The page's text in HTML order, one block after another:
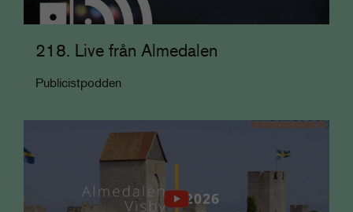
218. Live från Almedalen
Publicistpodden